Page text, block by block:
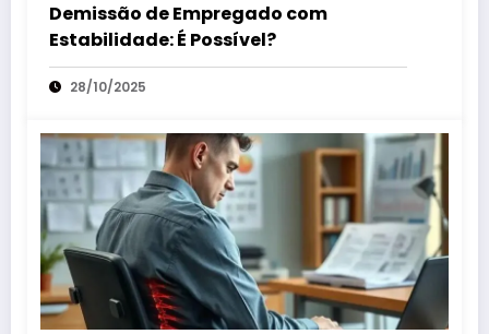
Demissão de Empregado com
Estabilidade: É Possível?
28/10/2025